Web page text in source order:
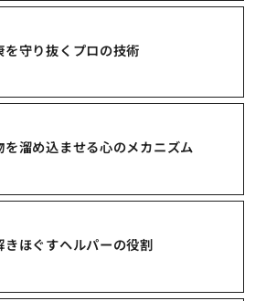
守り抜くプロの技術
溜め込ませる心のメカニズム
ほぐすヘルパーの役割